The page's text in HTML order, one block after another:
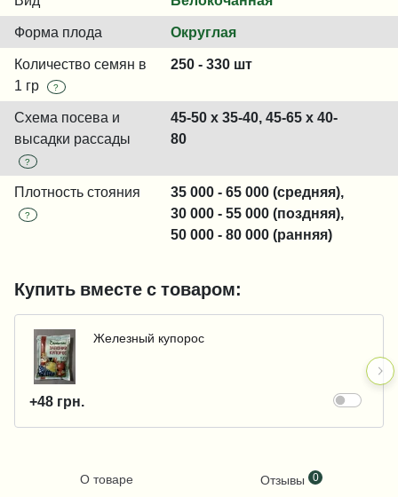
Форма плода Округлая
Количество семян в
1 гр
?
250 - 330 шт
Схема посева и
высадки рассады
?
45-50 x 35-40, 45-65 x 40-
80
Плотность стояния
?
35 000 - 65 000 (средняя),
30 000 - 55 000 (поздняя),
50 000 - 80 000 (ранняя)
Купить вместе с товаром:
Железный купорос
+48 грн.
О товаре Отзывы 0